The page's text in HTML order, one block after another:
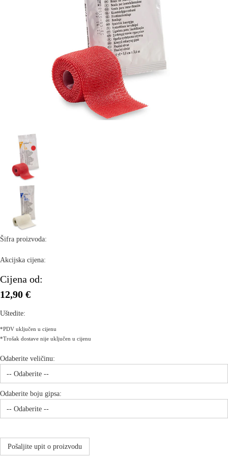
Šifra proizvoda:
Akcijska cijena:
Cijena od:
12,90 €
Uštedite:
*PDV uključen u cijenu
*Trošak dostave nije uključen u cijenu
Odaberite veličinu:
Odaberite boju gipsa:
Pošaljite upit o proizvodu